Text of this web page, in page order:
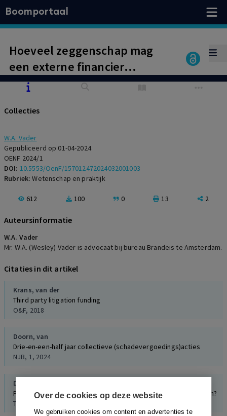
Over de cookies op deze website
We gebruiken cookies om content en advertenties te
Boomportaal
Hoeveel zeggenschap mag
een externe financier
hebben over een collectieve
belangenbehartiger?
Collecties
W.A. Vader
Gepubliceerd op 01-04-2024
OENF 2024/1
DOI: 10.5553/OenF/157012472024032001003
Rubriek:Wetenschap en praktijk
612 100 0 13 2
Auteursinformatie
W.A. Vader
Mr. W.A. (Wesley) Vader is advocaat bij bureau Brandeis te Amsterdam.
Citaties in dit artikel
Krans, van der
Third party litigation funding
O&F, 2018
Doorn, van
Drie-en-een-half jaar collectieve (schadevergoedings)acties
NJB, 1, 2024
Dammingh,
Procesfinanciering door derden: een oplossing of een probleem?
TCR, 2, 2017